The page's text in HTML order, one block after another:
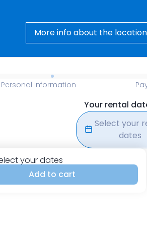
More info about the location
Personal information
Your rental
Select your
dates
your dates
Add to cart